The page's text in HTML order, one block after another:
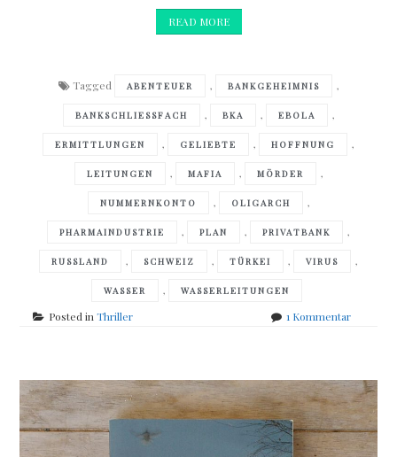
READ MORE
Tagged ABENTEUER , BANKGEHEIMNIS ,
BANKSCHLIESSFACH , BKA , EBOLA ,
ERMITTLUNGEN , GELIEBTE , HOFFNUNG ,
LEITUNGEN , MAFIA , MÖRDER ,
NUMMERNKONTO , OLIGARCH ,
PHARMAINDUSTRIE , PLAN , PRIVATBANK ,
RUSSLAND , SCHWEIZ , TÜRKEI , VIRUS ,
WASSER , WASSERLEITUNGEN
Posted inThriller 1 Kommentarzu
Die
Spur
des
Geldes